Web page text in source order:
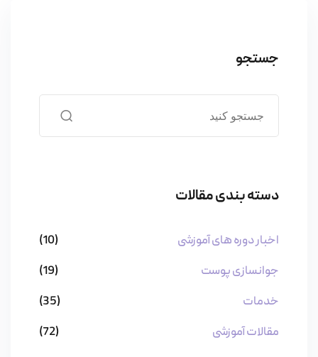
جستجو
دسته بندی مقالات
اخبار دوره های آموزشی
(10)
جوانسازی پوست
(19)
خدمات
(35)
مقالات آموزشی
(72)